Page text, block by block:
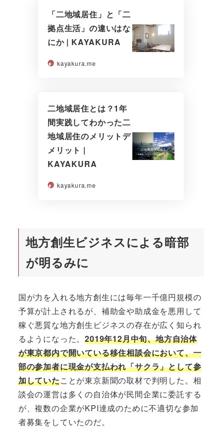
「二地域居住」と「二
拠点生活」の違いはな
にか | KAYAKURA
kayakura.me
二地域居住とは？1年
間実践してわかった二
地域居住のメリットデ
メリット |
KAYAKURA
kayakura.me
地方創生ビジネスによる暗部
が明るみに
国が力を入れる地方創生には毎年一千億円規模の
予算が計上されるが、補助金や助成金を悪用して
稼ぐ悪質な地方創生ビジネスの存在が広く知られ
るようになった。2019年12月中旬、地方自治体
が東京都内で開いている移住相談会において、一
部の参加者に現金が支払われ「サクラ」として参
加していたことが東京新聞の取材で判明した。相
談会の運営は多くの自治体が民間企業に委託する
が、複数の企業がKPI達成のために不適切な参加
者募集をしていたのだ。